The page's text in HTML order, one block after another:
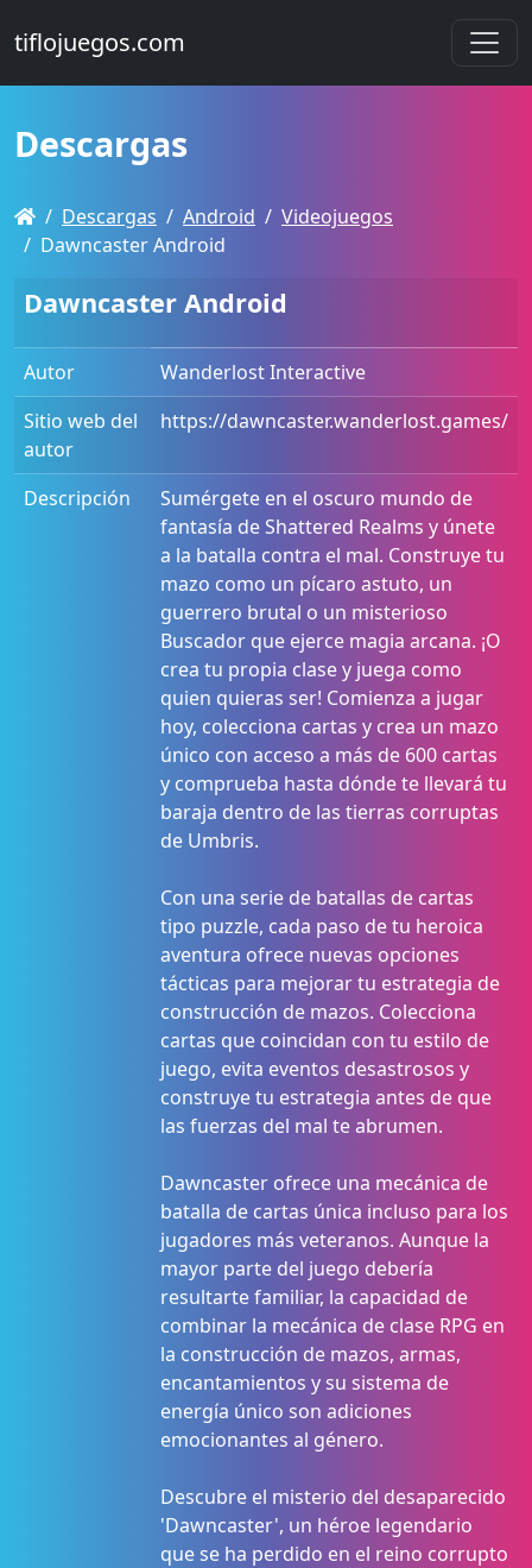
tiflojuegos.com
Descargas
Descargas Android
Videojuegos
Dawncaster Android
Dawncaster Android
Autor
Wanderlost Interactive
Sitio web del
autor
https://dawncaster.wanderlost.games/
Descripción
Sumérgete en el oscuro mundo de
fantasía de Shattered Realms y únete
a la batalla contra el mal. Construye tu
mazo como un pícaro astuto, un
guerrero brutal o un misterioso
Buscador que ejerce magia arcana. ¡O
crea tu propia clase y juega como
quien quieras ser! Comienza a jugar
hoy, colecciona cartas y crea un mazo
único con acceso a más de 600 cartas
y comprueba hasta dónde te llevará tu
baraja dentro de las tierras corruptas
de Umbris.
Con una serie de batallas de cartas
tipo puzzle, cada paso de tu heroica
aventura ofrece nuevas opciones
tácticas para mejorar tu estrategia de
construcción de mazos. Colecciona
cartas que coincidan con tu estilo de
juego, evita eventos desastrosos y
construye tu estrategia antes de que
las fuerzas del mal te abrumen.
Dawncaster ofrece una mecánica de
batalla de cartas única incluso para los
jugadores más veteranos. Aunque la
mayor parte del juego debería
resultarte familiar, la capacidad de
combinar la mecánica de clase RPG en
la construcción de mazos, armas,
encantamientos y su sistema de
energía único son adiciones
emocionantes al género.
Descubre el misterio del desaparecido
'Dawncaster', un héroe legendario
que se ha perdido en el reino corrupto